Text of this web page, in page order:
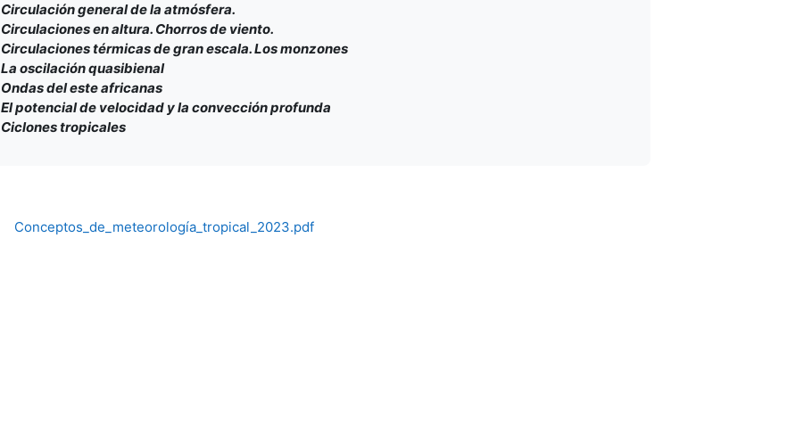
Circulación general de la atmósfera.
Circulaciones en altura. Chorros de viento.
Circulaciones térmicas de gran escala. Los monzones
La oscilación quasibienal
Ondas del este africanas
El potencial de velocidad y la convección profunda
Ciclones tropicales
Conceptos_de_meteorología_tropical_2023.pdf